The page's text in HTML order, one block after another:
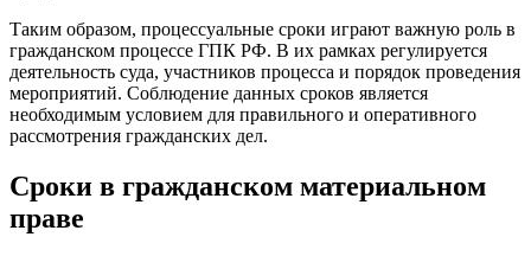
Таким образом, процессуальные сроки играют важную роль в
гражданском процессе ГПК РФ. В их рамках регулируется
деятельность суда, участников процесса и порядок проведения
мероприятий. Соблюдение данных сроков является
необходимым условием для правильного и оперативного
рассмотрения гражданских дел.
Сроки в гражданском материальном
праве